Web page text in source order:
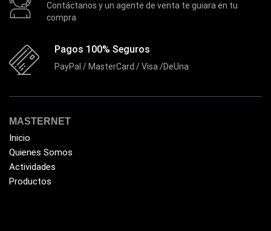
Contáctanos y un agente de venta te guiara en tu
compra
Pagos 100% Seguros
PayPal / MasterCard / Visa /DeUna
MASTERNET
Inicio
Quienes Somos
Actividades
Productos